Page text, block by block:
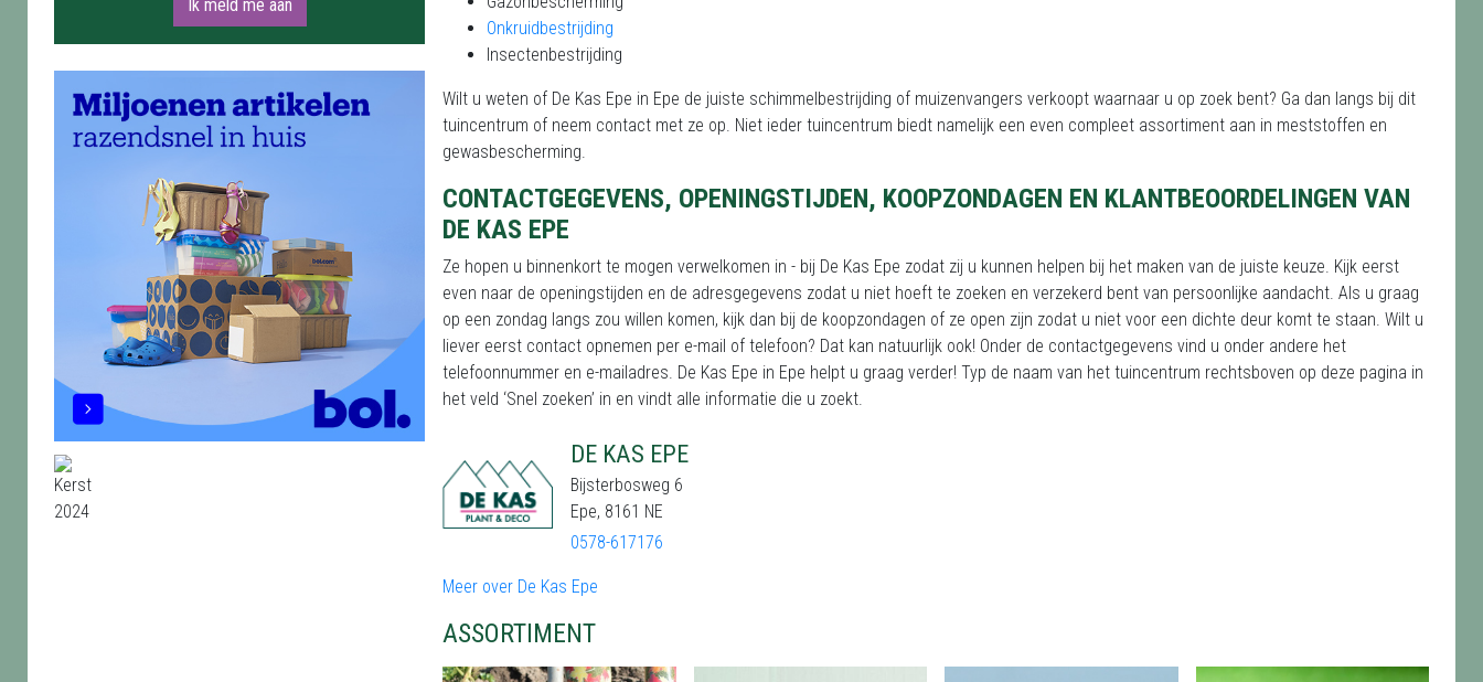
Ik meld me aan
Onkruidbestrijding
Insectenbestrijding
Wilt u weten of De Kas Epe in Epe de juiste schimmelbestrijding of muizenvangers verkoopt waarnaar u op zoek bent? Ga dan langs bij dit
tuincentrum of neem contact met ze op. Niet ieder tuincentrum biedt namelijk een even compleet assortiment aan in meststoffen en
gewasbescherming.
CONTACTGEGEVENS, OPENINGSTIJDEN, KOOPZONDAGEN EN KLANTBEOORDELINGEN VAN
DE KAS EPE
Ze hopen u binnenkort te mogen verwelkomen in - bij De Kas Epe zodat zij u kunnen helpen bij het maken van de juiste keuze. Kijk eerst
even naar de openingstijden en de adresgegevens zodat u niet hoeft te zoeken en verzekerd bent van persoonlijke aandacht. Als u graag
op een zondag langs zou willen komen, kijk dan bij de koopzondagen of ze open zijn zodat u niet voor een dichte deur komt te staan. Wilt u
liever eerst contact opnemen per e-mail of telefoon? Dat kan natuurlijk ook! Onder de contactgegevens vind u onder andere het
telefoonnummer en e-mailadres. De Kas Epe in Epe helpt u graag verder! Typ de naam van het tuincentrum rechtsboven op deze pagina in
het veld ‘Snel zoeken’ in en vindt alle informatie die u zoekt.
DE KAS EPE
Bijsterbosweg 6
Epe, 8161 NE
0578-617176
Meer over De Kas Epe
ASSORTIMENT